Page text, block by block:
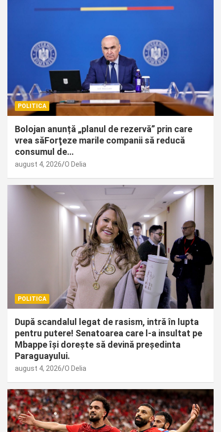
POLITICA
Bolojan anunță „planul de rezervă” prin care
vrea săForţeze marile companii să reducă
consumul de…
august 4, 2026 O Delia
POLITICA
După scandalul legat de rasism, intră în lupta
pentru putere! Senatoarea care l-a insultat pe
Mbappe își dorește să devină președinta
Paraguayului.
august 4, 2026 O Delia